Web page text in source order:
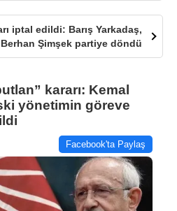
iptal edildi: Barış Yarkadaş,
Şimşek partiye döndü
kararı: Kemal
yönetimin göreve
Facebook'ta Paylaş